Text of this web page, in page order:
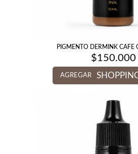
PIGMENTO DERMINK CAFE
$150.000
AGREGAR